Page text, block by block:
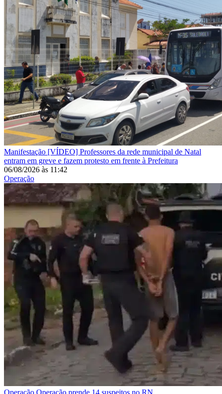
Manifestação [VÍDEO] Professores da rede municipal de Natal
entram em greve e fazem protesto em frente à Prefeitura
06/08/2026 às 11:42
Operação
Operação Operação prende 14 suspeitos no RN